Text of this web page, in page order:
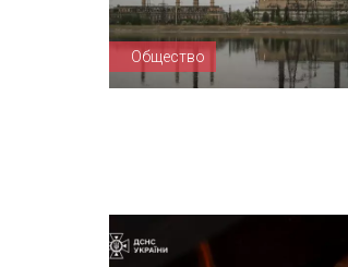
Общество